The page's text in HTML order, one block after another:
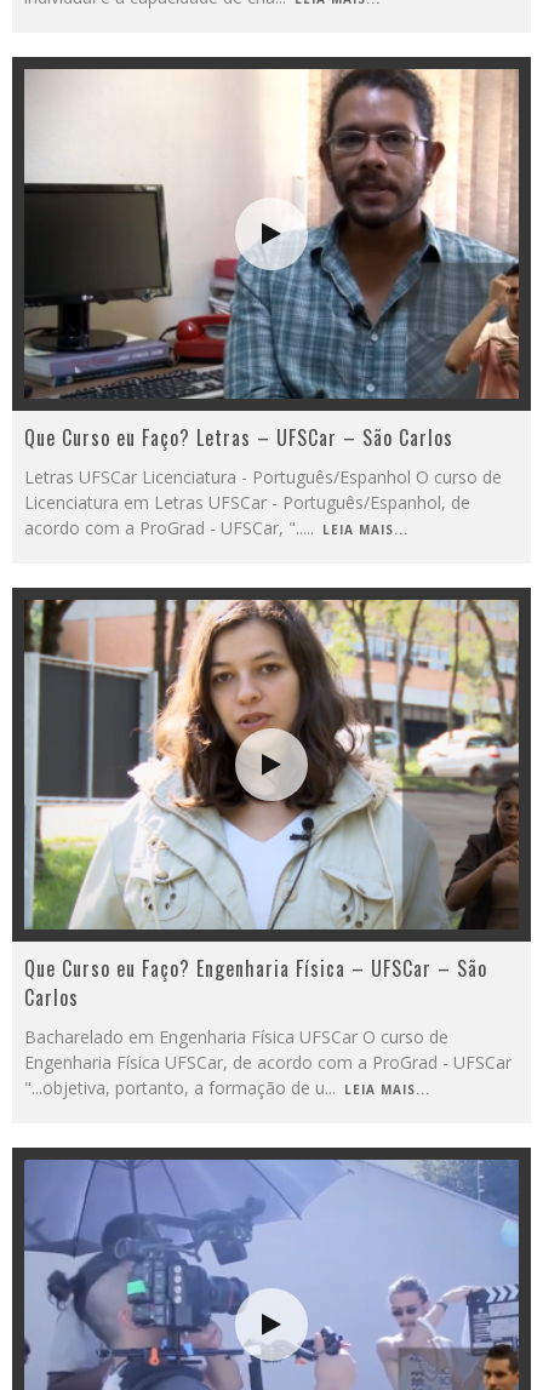
Que Curso eu Faço? Letras – UFSCar – São Carlos
Letras UFSCar Licenciatura - Português/Espanhol O curso de
Licenciatura em Letras UFSCar - Português/Espanhol, de
acordo com a ProGrad - UFSCar, "..... LEIA MAIS...
Que Curso eu Faço? Engenharia Física – UFSCar – São
Carlos
Bacharelado em Engenharia Física UFSCar O curso de
Engenharia Física UFSCar, de acordo com a ProGrad - UFSCar
"...objetiva, portanto, a formação de u... LEIA MAIS...